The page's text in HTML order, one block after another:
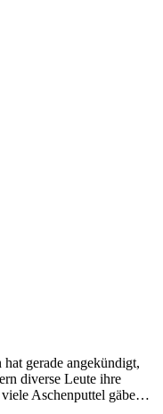
gerade angekündigt,
diverse Leute ihre
viele Aschenputtel gäbe…